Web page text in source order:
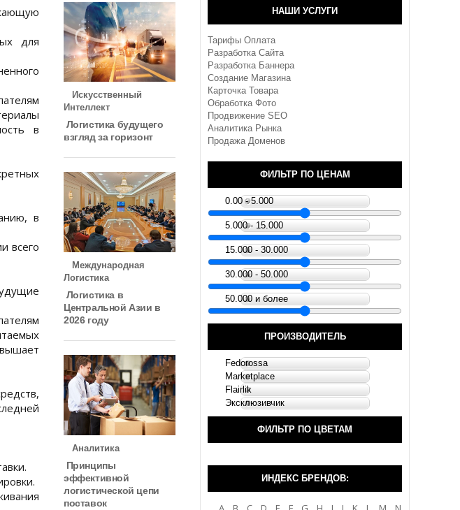
для
в
в
всего
Искусственный
Интеллект
Логистика будущего
взгляд за горизонт
Международная
Логистика
Логистика в
Центральной Азии в
2026 году
Аналитика
Принципы
эффективной
логистической цепи
поставок
НАШИ УСЛУГИ
Тарифы Оплата
Разработка Сайта
Разработка Баннера
Создание Магазина
Карточка Товара
Обработка Фото
Продвижение SEO
Аналитика Рынка
Продажа Доменов
ФИЛЬТР ПО ЦЕНАМ
0.00 - 5.000
5.000 - 15.000
15.000 - 30.000
30.000 - 50.000
50.000 и более
ПРОИЗВОДИТЕЛЬ
Fedorossa
Marketplace
Flairlik
Эксклюзивчик
ФИЛЬТР ПО ЦВЕТАМ
ИНДЕКС БРЕНДОВ: